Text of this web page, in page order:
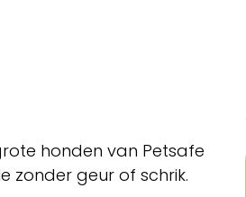
honden van Petsafe
zonder geur of schrik.